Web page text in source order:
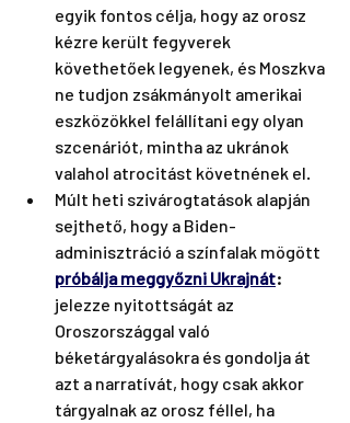
egyik fontos célja, hogy az orosz
kézre került fegyverek
követhetőek legyenek, és Moszkva
ne tudjon zsákmányolt amerikai
eszközökkel felállítani egy olyan
szcenáriót, mintha az ukránok
valahol atrocitást követnének el.
Múlt heti szivárogtatások alapján
sejthető, hogy a Biden-
adminisztráció a színfalak mögött
próbálja meggyőzni Ukrajnát:
jelezze nyitottságát az
Oroszországgal való
béketárgyalásokra és gondolja át
azt a narratívát, hogy csak akkor
tárgyalnak az orosz féllel, ha